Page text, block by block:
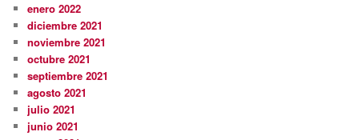
enero 2022
diciembre 2021
noviembre 2021
octubre 2021
septiembre 2021
agosto 2021
julio 2021
junio 2021